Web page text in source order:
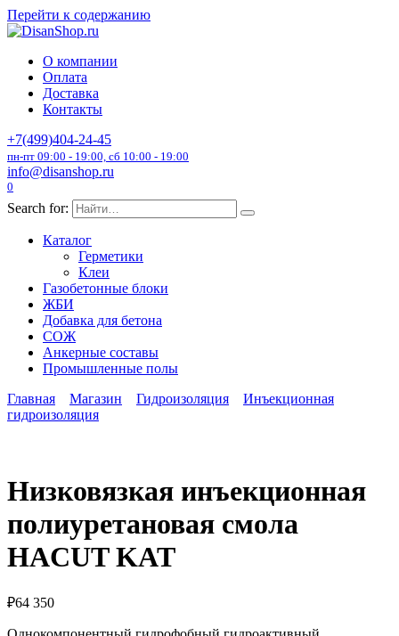
Перейти к содержанию
О компании
Оплата
Доставка
Контакты
+7(499)404-24-45
пн-пт 09:00 - 19:00, сб 10:00 - 19:00
info@disanshop.ru
0
Search for:
Каталог
Герметики
Клеи
Газобетонные блоки
ЖБИ
Добавка для бетона
СОЖ
Анкерные составы
Промышленные полы
Главная
Магазин Гидроизоляция
Инъекционная
гидроизоляция
Низковязкая инъекционная
полиуретановая смола
HACUT KAT
₽64 350